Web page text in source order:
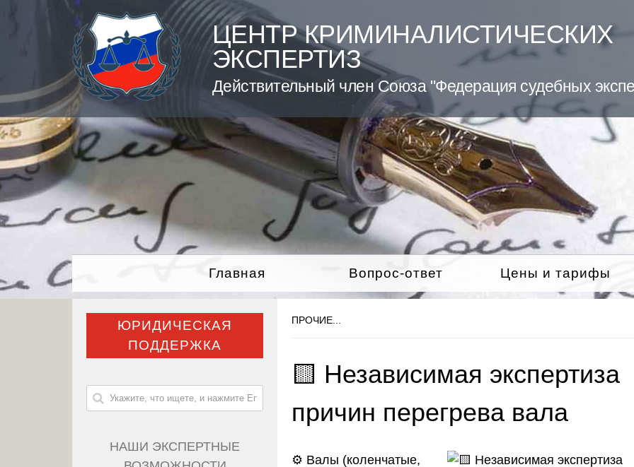
ЦЕНТР КРИМИНАЛИСТИЧЕСКИХ
ЭКСПЕРТИЗ
Действительный член Союза "Федерация судебных
Главная Вопрос-ответ Цены и тарифы
ПРОЧИЕ...
🟨 Независимая экспертиза
причин перегрева вала
⚙️ Валы (коленчатые,
ЮРИДИЧЕСКАЯ
ПОДДЕРЖКА
НАШИ ЭКСПЕРТНЫЕ